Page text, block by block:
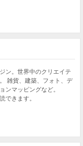
ン。世界中のクリエイテ
雑貨、建築、フォト、デ
ンマッピングなど。
できます。